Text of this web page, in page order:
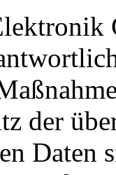
der
Daten